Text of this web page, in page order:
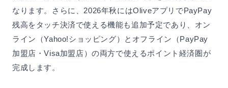
なります。さらに、2026年秋にはOliveアプリでPayPay
残高をタッチ決済で使える機能も追加予定であり、オン
ライン（Yahoo!ショッピング）とオフライン（PayPay
加盟店・Visa加盟店）の両方で使えるポイント経済圏が
完成します。